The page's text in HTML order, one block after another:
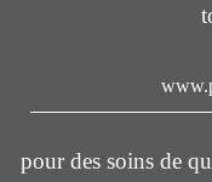
pour des soins de